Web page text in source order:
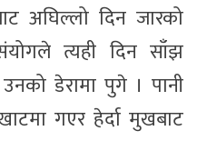
अघिल्लो दिन जारको
त्यही दिन साँझ
डेरामा पुगे । पानी
गएर हेर्दा मुखबाट